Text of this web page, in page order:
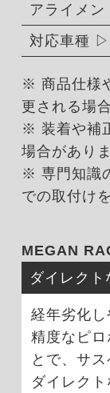
アライメン
対応車種
※ 商品仕様
更される場
※ 装着や補
場合がありま
※ 専門知識
での取付け
MEGAN
ダイレク
経年劣化
精度なピロ
とで、サス
ダイレク